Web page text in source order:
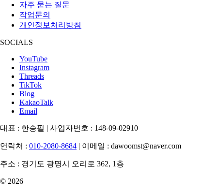
자주 묻는 질문
작업문의
개인정보처리방침
SOCIALS
YouTube
Instagram
Threads
TikTok
Blog
KakaoTalk
Email
대표 : 한승필 | 사업자번호 : 148-09-02910
연락처 : 010-2080-8684 | 이메일 : dawoomst@naver.com
주소 : 경기도 광명시 오리로 362, 1층
© 2026